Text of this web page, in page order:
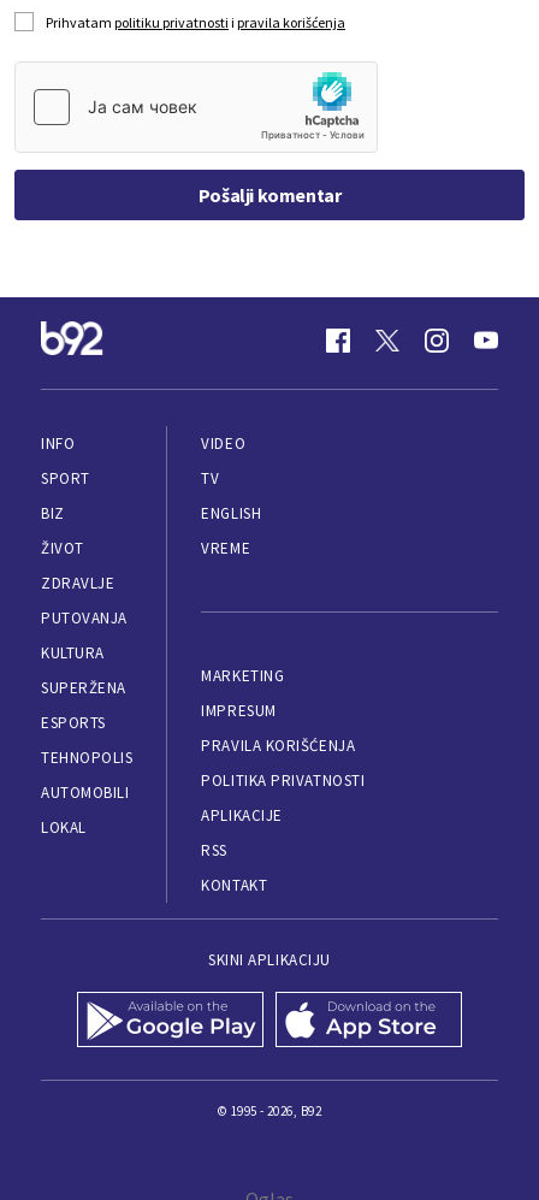
Prihvatam politiku privatnosti i pravila korišćenja
Pošalji komentar
INFO
SPORT
BIZ
ŽIVOT
ZDRAVLJE
PUTOVANJA
KULTURA
SUPERŽENA
ESPORTS
TEHNOPOLIS
AUTOMOBILI
LOKAL
VIDEO
TV
ENGLISH
VREME
MARKETING
IMPRESUM
PRAVILA KORIŠĆENJA
POLITIKA PRIVATNOSTI
APLIKACIJE
RSS
KONTAKT
SKINI APLIKACIJU
© 1995 - 2026, B92